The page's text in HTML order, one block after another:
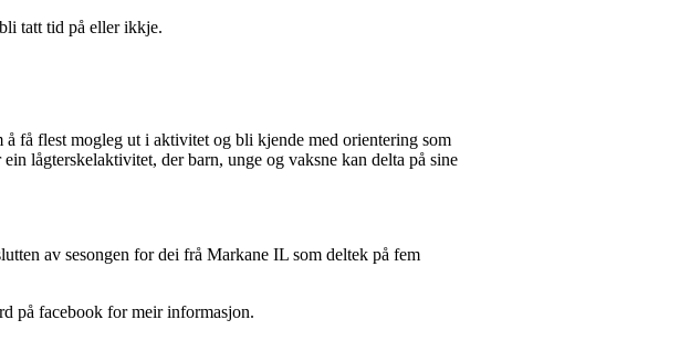
tatt tid på eller ikkje.
få flest mogleg ut i aktivitet og bli kjende med orientering som
lågterskelaktivitet, der barn, unge og vaksne kan delta på sine
av sesongen for dei frå Markane IL som deltek på fem
på facebook for meir informasjon.